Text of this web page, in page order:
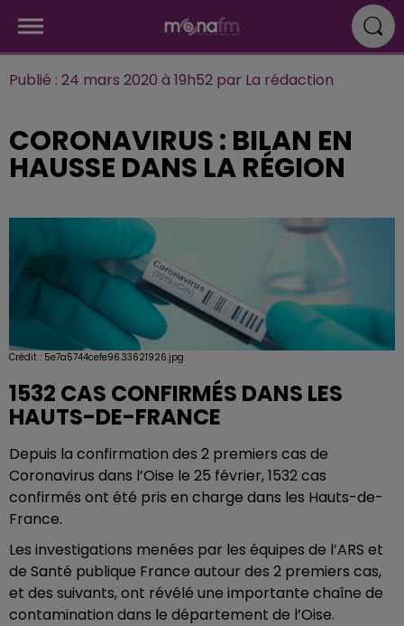
Publié : 24 mars 2020 à 19h52 par La rédaction
CORONAVIRUS : BILAN EN
HAUSSE DANS LA RÉGION
Crédit : 5e7a5744cefe96.33621926.jpg
1532 CAS CONFIRMÉS DANS LES
HAUTS-DE-FRANCE
Depuis la confirmation des 2 premiers cas de
Coronavirus dans l’Oise le 25 février, 1532 cas
confirmés ont été pris en charge dans les Hauts-de-
France.
Les investigations menées par les équipes de l’ARS et
de Santé publique France autour des 2 premiers cas,
et des suivants, ont révélé une importante chaîne de
contamination dans le département de l’Oise.